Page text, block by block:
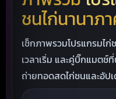
ชนไก่นานาภ
เช็กภาพรวมโปรแกรมไ
เวลาเริ่ม และคู่บิ๊กแมตช์
ถ่ายทอดสดไก่ชนและอัป